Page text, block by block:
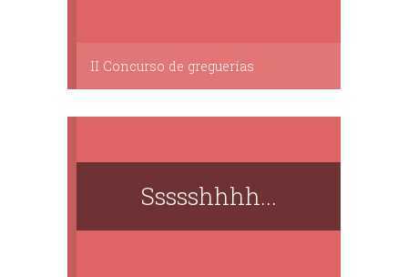
II Concurso de greguerías
Ssssshhhh...